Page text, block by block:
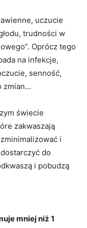
uczucie
trudności w
Oprócz tego
na infekcje,
senność,
zmian…
świecie
zakwaszają
i
do
i pobudzą
mniej niż 1